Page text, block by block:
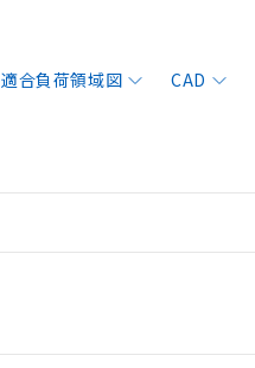
適合負荷領域図 CAD